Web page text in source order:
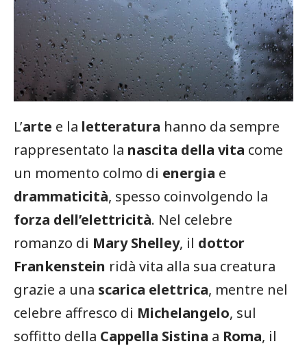
L’arte e la letteratura hanno da sempre
rappresentato la nascita della vita come
un momento colmo di energia e
drammaticità, spesso coinvolgendo la
forza dell’elettricità. Nel celebre
romanzo di Mary Shelley, il dottor
Frankenstein ridà vita alla sua creatura
grazie a una scarica elettrica, mentre nel
celebre affresco di Michelangelo, sul
soffitto della Cappella Sistina a Roma, il